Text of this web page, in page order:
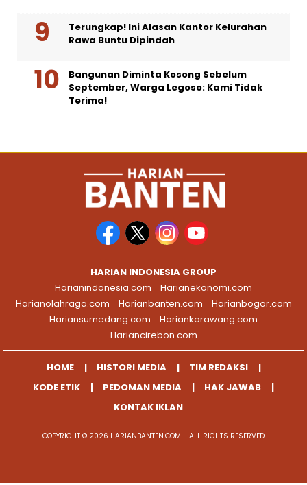
Terungkap! Ini Alasan Kantor Kelurahan
Rawa Buntu Dipindah
Bangunan Diminta Kosong Sebelum
September, Warga Legoso: Kami Tidak
Terima!
HARIAN INDONESIA GROUP
Harianindonesia.com
Harianekonomi.com
Harianolahraga.com
Harianbanten.com
Harianbogor.com
Hariansumedang.com
Hariankarawang.com
Hariancirebon.com
HOME HISTORI MEDIA
TIM REDAKSI
KODE ETIK
PEDOMAN MEDIA
HAK JAWAB
KONTAK IKLAN
COPYRIGHT © 2026 HARIANBANTEN.COM - ALL RIGHTS RESERVED